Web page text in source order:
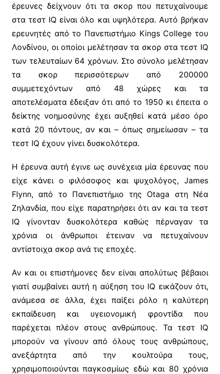
έρευνες δείχνουν ότι τα σκορ που πετυχαίνουμε
στα τεστ IQ είναι όλο και υψηλότερα. Αυτό βρήκαν
ερευνητές από το Πανεπιστήμιο Kings College του
Λονδίνου, οι οποίοι μελέτησαν τα σκορ στα τεστ IQ
των τελευταίων 64 χρόνων. Στο σύνολο μελέτησαν
τα σκορ περισσότερων από 200000
συμμετεχόντων από 48 χώρες και τα
αποτελέσματα έδειξαν ότι από το 1950 κι έπειτα ο
δείκτης νοημοσύνης έχει αυξηθεί κατά μέσο όρο
κατά 20 πόντους, αν και – όπως σημείωσαν – τα
τεστ IQ έχουν γίνει δυσκολότερα.
Η έρευνα αυτή έγινε ως συνέχεια μία έρευνας που
είχε κάνει ο φιλόσοφος και ψυχολόγος, James
Flynn, από το Πανεπιστήμιο της Otaga στη Νέα
Ζηλανδία, που είχε παρατηρήσει ότι αν και τα τεστ
IQ γίνονταν δυσκολότερα καθώς πέρναγαν τα
χρόνια οι άνθρωποι έτειναν να πετυχαίνουν
αντίστοιχα σκορ ανά τις εποχές.
Αν και οι επιστήμονες δεν είναι απολύτως βέβαιοι
γιατί συμβαίνει αυτή η αύξηση του IQ εικάζουν ότι,
ανάμεσα σε άλλα, έχει παίξει ρόλο η καλύτερη
εκπαίδευση και υγειονομική φροντίδα που
παρέχεται πλέον στους ανθρώπους. Τα τεστ IQ
μπορούν να γίνουν από όλους τους ανθρώπους,
ανεξάρτητα από την κουλτούρα τους,
χρησιμοποιούνται παγκοσμίως εδώ και 80 χρόνια